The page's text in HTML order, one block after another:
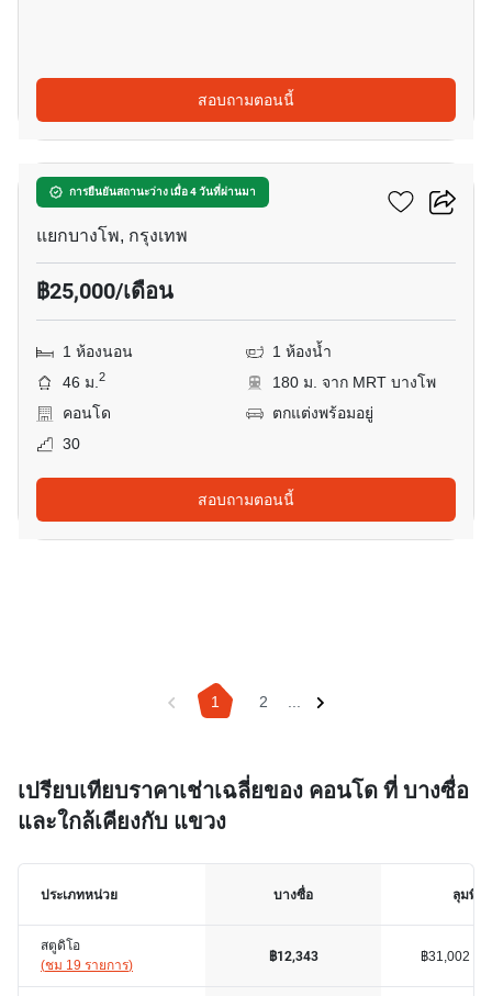
สอบถามตอนนี้
การยืนยันสถานะว่าง เมื่อ 4 วันที่ผ่านมา
12
333 ริเวอร์ไซด์
แยกบางโพ, กรุงเทพ
฿25,000/เดือน
1 ห้องนอน
1 ห้องน้ำ
46 ม.2
180 ม. จาก MRT บางโพ
คอนโด
ตกแต่งพร้อมอยู่
30
สอบถามตอนนี้
1 2 ...
เปรียบเทียบราคาเช่าเฉลี่ยของ คอนโด ที่ บางซื่อ
และใกล้เคียงกับ แขวง
ประเภทหน่วย
สตูดิโอ
(ชม 19 รายการ)
บางซื่อ
฿12,343
ลุมพินี
฿31,002